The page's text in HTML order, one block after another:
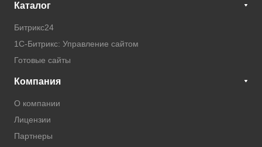
Каталог
Битрикс24
1С-Битрикс: Управление сайтом
Готовые сайты
Компания
О компании
Лицензии
Партнеры